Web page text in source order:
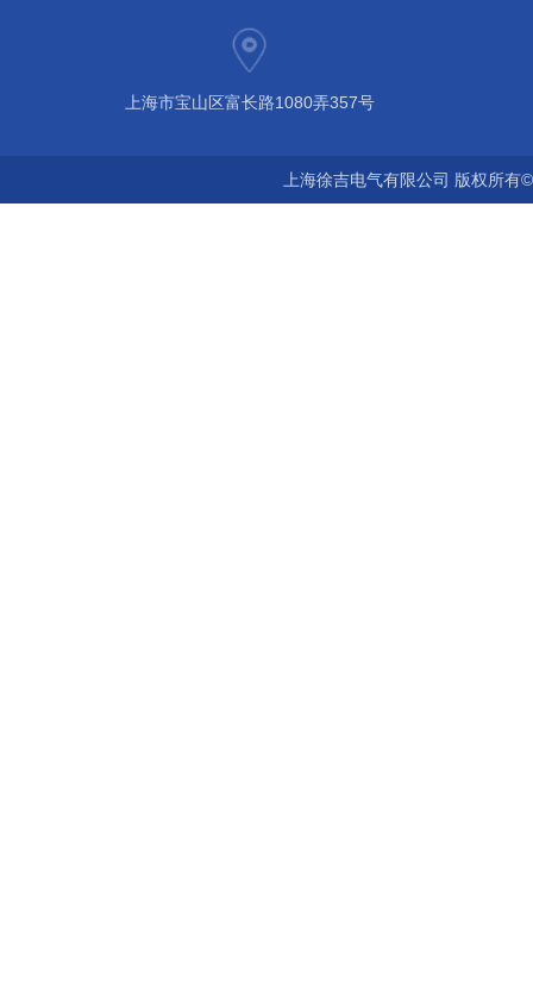
上海市宝山区富长路1080弄357号
上海徐吉电气有限公司 版权所